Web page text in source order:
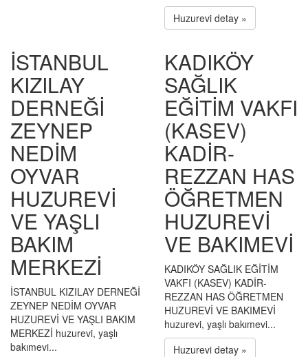
Huzurevi detay »
İSTANBUL
KIZILAY
DERNEĞİ
ZEYNEP
NEDİM
OYVAR
HUZUREVİ
VE YAŞLI
BAKIM
MERKEZİ
İSTANBUL KIZILAY DERNEĞİ
ZEYNEP NEDİM OYVAR
HUZUREVİ VE YAŞLI BAKIM
MERKEZİ huzurevi, yaşlı
bakımevi...
KADIKÖY
SAĞLIK
EĞİTİM VAKFI
(KASEV)
KADİR-
REZZAN HAS
ÖĞRETMEN
HUZUREVİ
VE BAKIMEVİ
KADIKÖY SAĞLIK EĞİTİM
VAKFI (KASEV) KADİR-
REZZAN HAS ÖĞRETMEN
HUZUREVİ VE BAKIMEVİ
huzurevi, yaşlı bakımevi...
Huzurevi detay »